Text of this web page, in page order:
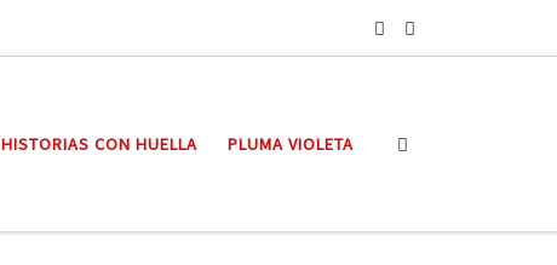
HISTORIAS CON HUELLA PLUMA VIOLETA